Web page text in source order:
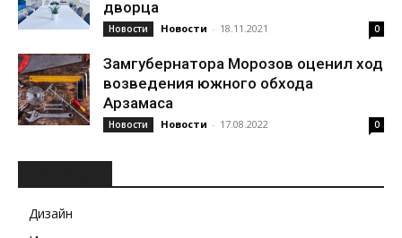
дворца
Новости Новости - 18.11.2021 0
Замгубернатора Морозов оценил ход
возведения южного обхода
Арзамаса
Новости Новости - 17.08.2022 0
Дизайн